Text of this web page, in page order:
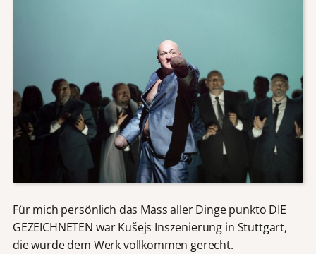
Für mich persönlich das Mass aller Dinge punkto DIE
GEZEICHNETEN war Kušejs Inszenierung in Stuttgart,
die wurde dem Werk vollkommen gerecht.